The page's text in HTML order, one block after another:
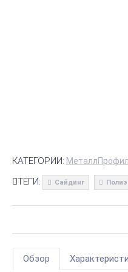
КАТЕГОРИИ:
ТЕГИ: Сайдинг
Обзор